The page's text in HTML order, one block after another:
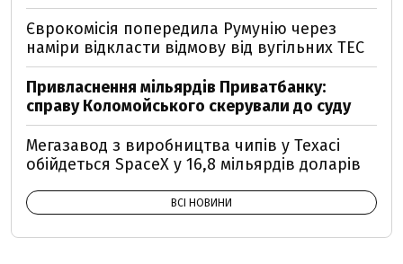
Єврокомісія попередила Румунію через
наміри відкласти відмову від вугільних ТЕС
Привласнення мільярдів Приватбанку:
справу Коломойського скерували до суду
Мегазавод з виробництва чипів у Техасі
обійдеться SpaceX у 16,8 мільярдів доларів
ВСІ НОВИНИ